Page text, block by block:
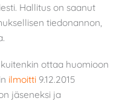
Hallitus on saanut
tiedonannon,
ottaa huomioon
ilmoitti 9.12.2015
jäseneksi ja